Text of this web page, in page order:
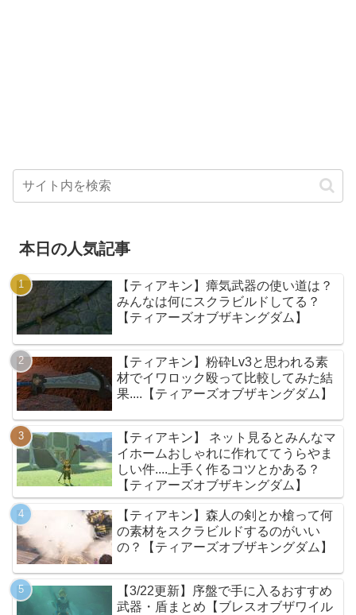
本日の人気記事
【ティアキン】瘴気武器の使い道は？
みんなは何にスクラビルドしてる？
【ティアーズオブザキングダム】
【ティアキン】粉砕Lv3と思われる素
材でイワロック殴って比較してみた結
果....【ティアーズオブザキングダム】
【ティアキン】 ネット見るとみんなマ
イホームおしゃれに作れててうらやま
しい件....上手く作るコツとかある？
【ティアーズオブザキングダム】
【ティアキン】森人の剣とか槍って何
の素材をスクラビルドするのがいい
の？【ティアーズオブザキングダム】
【3/22更新】序盤で手に入るおすすめ
武器・盾まとめ【ブレスオブザワイル